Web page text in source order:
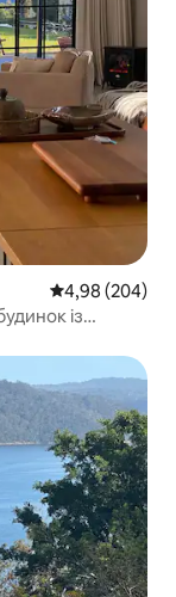
Середня
4,98 (204)
із